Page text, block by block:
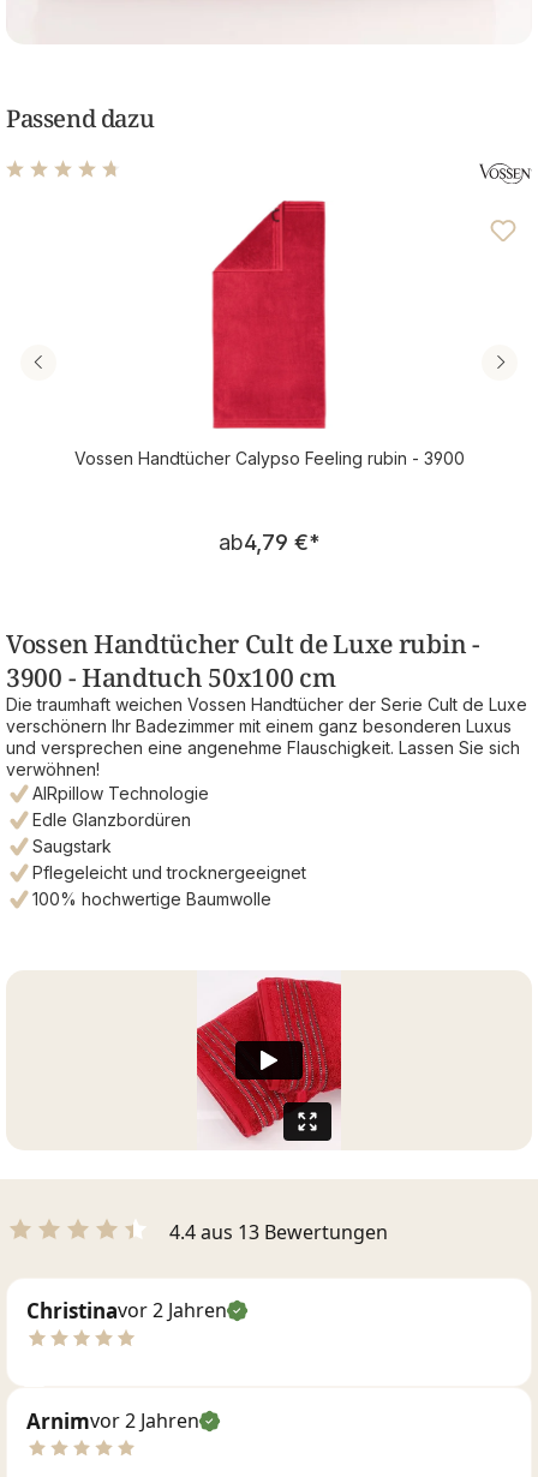
Passend dazu
Durchschnittliche Bewertung von 4.67 von 5 Sternen
Vossen Handtücher Calypso Feeling rubin - 3900
Regulärer Preis:
ab4,79 €*
Vossen Handtücher Cult de Luxe rubin -
3900 - Handtuch 50x100 cm
Die traumhaft weichen Vossen Handtücher der Serie Cult de Luxe
verschönern Ihr Badezimmer mit einem ganz besonderen Luxus
und versprechen eine angenehme Flauschigkeit. Lassen Sie sich
verwöhnen!
AIRpillow Technologie
Edle Glanzbordüren
Saugstark
Pflegeleicht und trocknergeeignet
100% hochwertige Baumwolle
4.4 aus 13 Bewertungen
Christinavor 2 Jahren
Arnimvor 2 Jahren